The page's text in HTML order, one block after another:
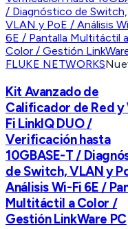
FLUKE NETWORKS
Kit Avanzado de
Calificador de Red y
Fi LinkIQ DUO /
Verificación hasta
10GBASE-T /
de Switch, VLAN y
Análisis Wi-Fi 6E /
Multitáctil a Color /
Gestión LinkWare PC